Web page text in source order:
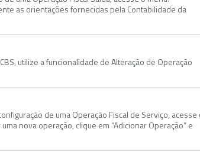
as orientações fornecidas pela Contabilidade da
utilize a funcionalidade de Alteração de Operação
de uma Operação Fiscal de Serviço, acesse
nova operação, clique em “Adicionar Operação” e